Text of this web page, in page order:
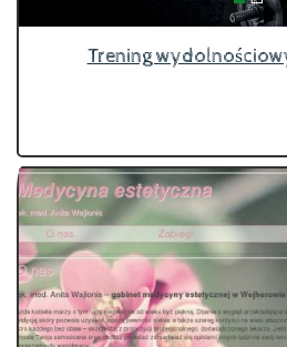
Trening